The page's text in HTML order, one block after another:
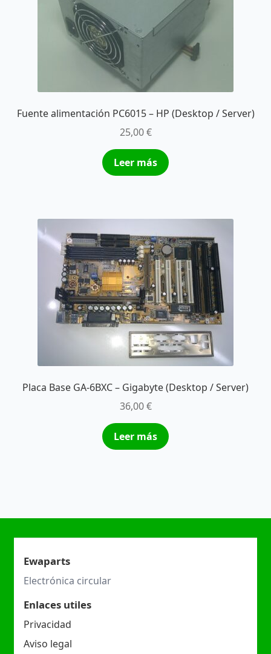
Fuente alimentación PC6015 – HP (Desktop / Server)
25,00€
Leer más
Placa Base GA-6BXC – Gigabyte (Desktop / Server)
36,00€
Leer más
Ewaparts
Electrónica circular
Enlaces utiles
Privacidad
Aviso legal